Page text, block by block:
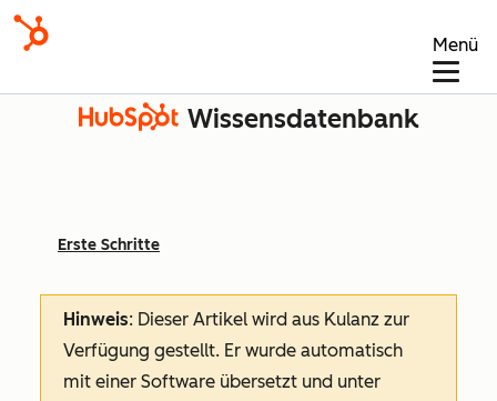
Menü
Wissensdatenbank
Erste Schritte
Hinweis: Dieser Artikel wird aus Kulanz zur
Verfügung gestellt. Er wurde automatisch
mit einer Software übersetzt und unter